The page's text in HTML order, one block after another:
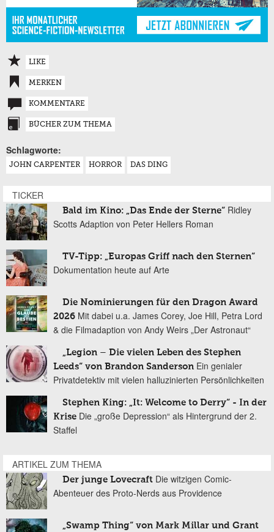
LIKE
MERKEN
KOMMENTARE
BÜCHER ZUM THEMA
Schlagworte:
JOHN CARPENTER HORROR DAS DING
TICKER
Bald im Kino: „Das Ende der Sterne“ Ridley
Scotts Adaption von Peter Hellers Roman
TV-Tipp: „Europas Griff nach den Sternen“
Dokumentation heute auf Arte
Die Nominierungen für den Dragon Award
2026 Mit dabei u.a. James Corey, Joe Hill, Petra Lord
& die Filmadaption von Andy Weirs „Der Astronaut“
„Legion – Die vielen Leben des Stephen
Leeds“ von Brandon Sanderson Ein genialer
Privatdetektiv mit vielen halluzinierten Persönlichkeiten
Stephen King: „It: Welcome to Derry“ - In der
Krise Die „große Depression“ als Hintergrund der 2.
Staffel
ARTIKEL ZUM THEMA
Der junge Lovecraft Die witzigen Comic-
Abenteuer des Proto-Nerds aus Providence
„Swamp Thing“ von Mark Millar und Grant